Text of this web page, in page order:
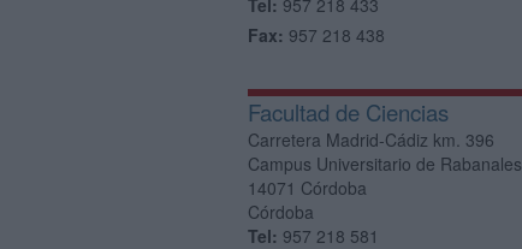
Tel: 957 218 433
Fax: 957 218 438
Facultad de Ciencias
Carretera Madrid-Cádiz km. 396
Campus Universitario de Rabanales
14071 Córdoba
Córdoba
Tel: 957 218 581